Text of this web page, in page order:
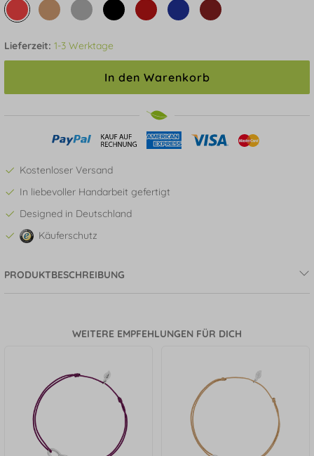
Lieferzeit: 1-3 Werktage
In den Warenkorb
Kostenloser Versand
In liebevoller Handarbeit gefertigt
Designed in Deutschland
Käuferschutz
PRODUKTBESCHREIBUNG
WEITERE EMPFEHLUNGEN FÜR DICH